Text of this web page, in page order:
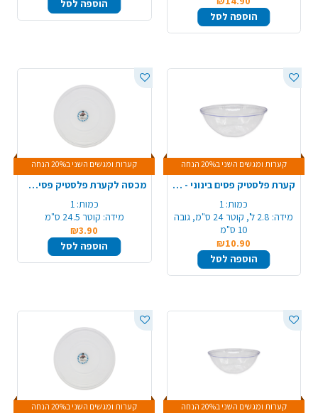
הוספה לסל
הוספה לסל
קערות ומגשים השני ב20% הנחה
קערת פלסטיק פסים בינוני - שקוף
כמות: 1
מידה:
2.8 ל', קוטר 24 ס"מ, גובה
10 ס"מ
₪10.90
הוספה לסל
קערות ומגשים השני ב20% הנחה
מכסה לקערת פלסטיק פסים בינוני – שקוף
כמות: 1
מידה: קוטר 24.5 ס"מ
₪3.90
הוספה לסל
קערות ומגשים השני ב20% הנחה קערות ומגשים השני ב20% הנחה